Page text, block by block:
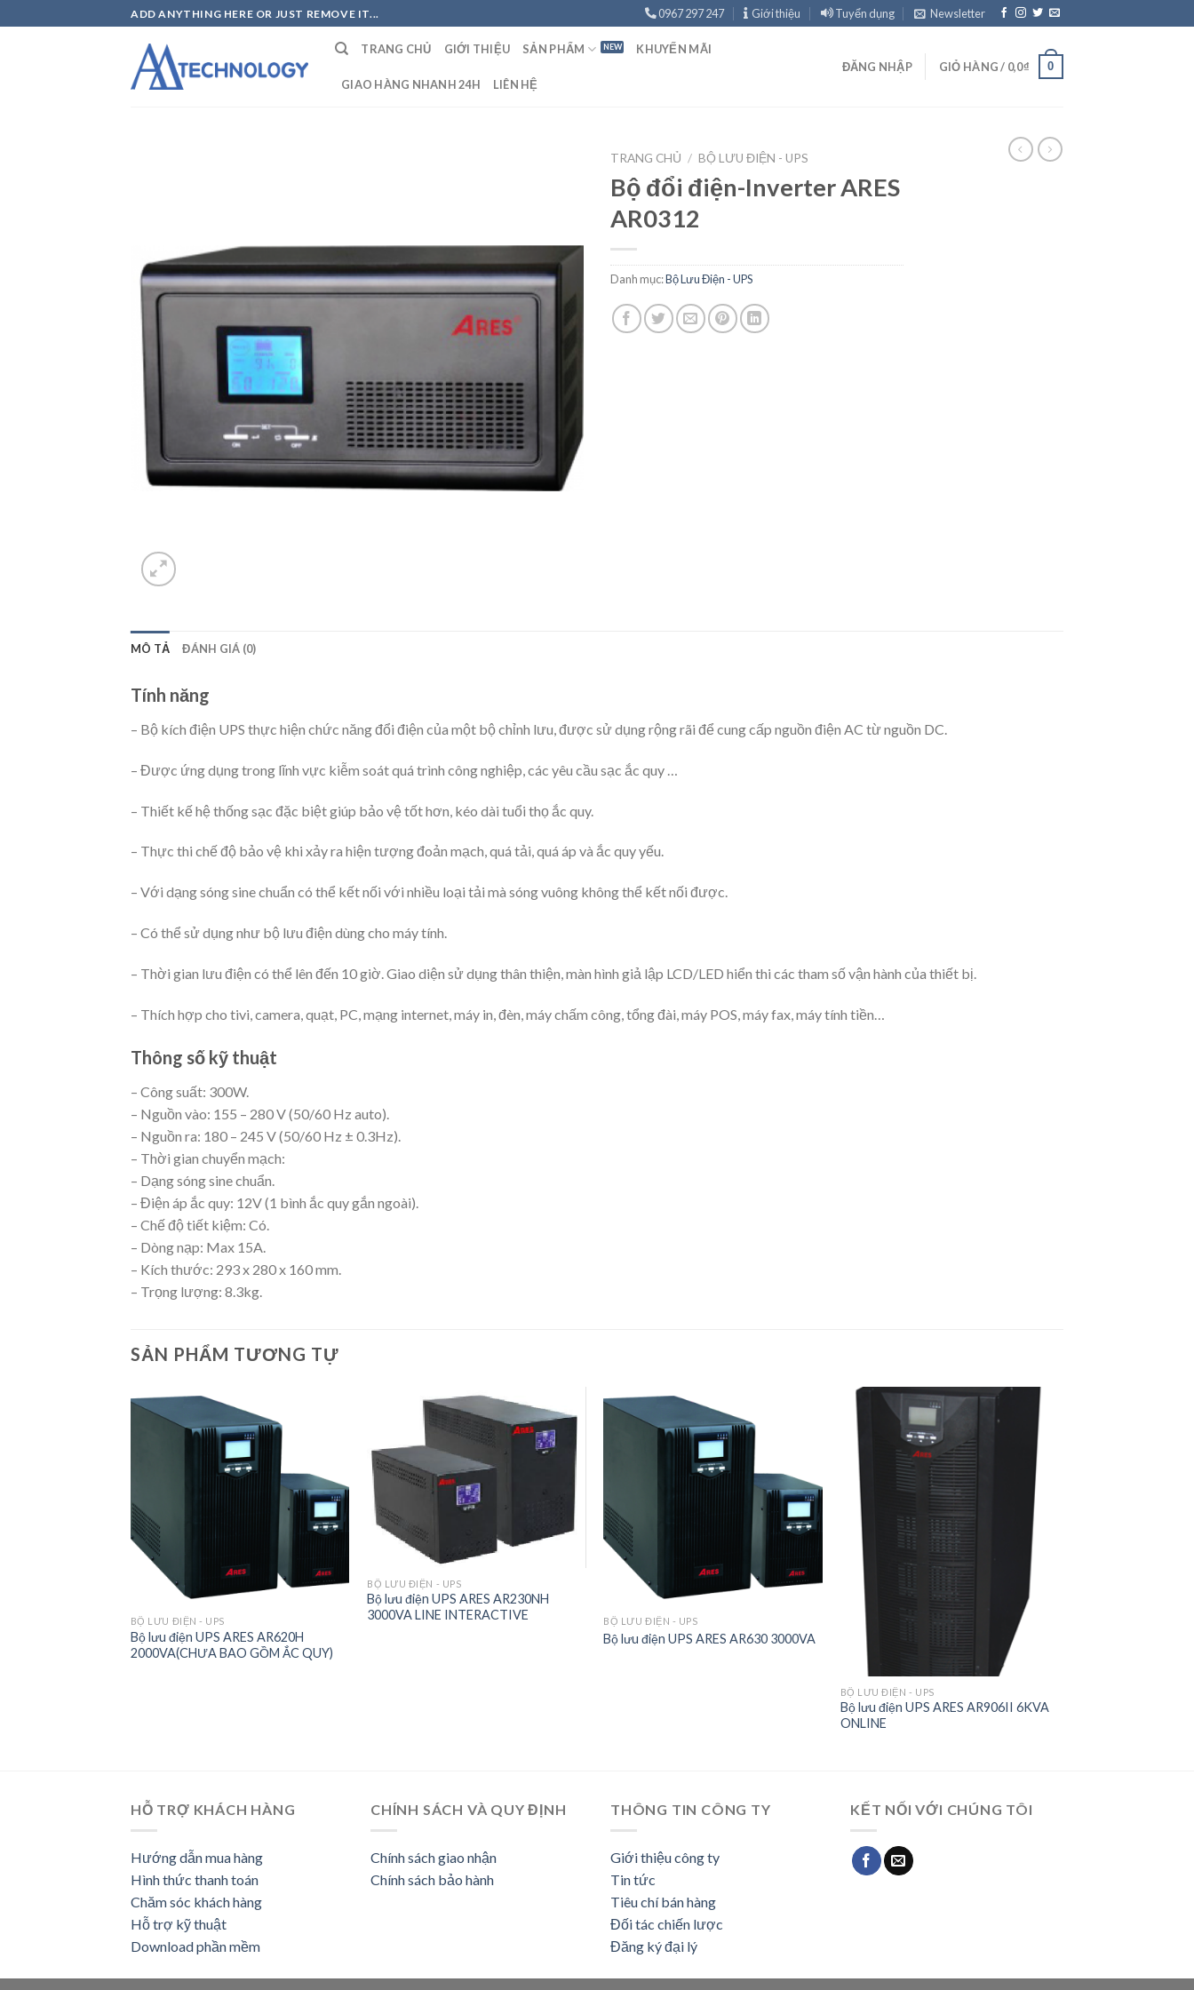
to
ADD ANYTHING HERE OR JUST REMOVE IT... 0967 297 247 Giới thiệu Tuyển dụng Newsletter
TRANG CHỦ GIỚI THIỆU SẢN PHẨM KHUYẾN MÃI
GIAO HÀNG NHANH 24H LIÊN HỆ
ĐĂNG NHẬP GIỎ HÀNG / 0,0₫ 0
TRANG CHỦ / BỘ LƯU ĐIỆN - UPS
Bộ đổi điện-Inverter ARES
AR0312
Danh mục:Bộ Lưu Điện - UPS
MÔ TẢ ĐÁNH GIÁ (0)
Tính năng
– Bộ kích điện UPS thực hiện chức năng đổi điện của một bộ chỉnh lưu, được sử dụng rộng rãi để cung cấp nguồn điện AC từ nguồn DC.
– Được ứng dụng trong lĩnh vực kiễm soát quá trình công nghiệp, các yêu cầu sạc ắc quy …
– Thiết kế hệ thống sạc đặc biệt giúp bảo vệ tốt hơn, kéo dài tuổi thọ ắc quy.
– Thực thi chế độ bảo vệ khi xảy ra hiện tượng đoản mạch, quá tải, quá áp và ắc quy yếu.
– Với dạng sóng sine chuẩn có thể kết nối với nhiều loại tải mà sóng vuông không thể kết nối được.
– Có thể sử dụng như bộ lưu điện dùng cho máy tính.
– Thời gian lưu điện có thể lên đến 10 giờ. Giao diện sử dụng thân thiện, màn hình giả lập LCD/LED hiển thi các tham số vận hành của thiết bị.
– Thích hợp cho tivi, camera, quạt, PC, mạng internet, máy in, đèn, máy chấm công, tổng đài, máy POS, máy fax, máy tính tiền…
Thông số kỹ thuật
– Công suất: 300W.
– Nguồn vào: 155 – 280 V (50/60 Hz auto).
– Nguồn ra: 180 – 245 V (50/60 Hz ± 0.3Hz).
– Thời gian chuyển mạch:
– Dạng sóng sine chuẩn.
– Điện áp ắc quy: 12V (1 bình ắc quy gắn ngoài).
– Chế độ tiết kiệm: Có.
– Dòng nạp: Max 15A.
– Kích thước: 293 x 280 x 160 mm.
– Trọng lượng: 8.3kg.
SẢN PHẨM TƯƠNG TỰ
BỘ LƯU ĐIỆN - UPS
Bộ lưu điện UPS ARES AR620H
2000VA(CHƯA BAO GỒM ẮC QUY)
BỘ LƯU ĐIỆN - UPS
Bộ lưu điện UPS ARES AR230NH
3000VA LINE INTERACTIVE
BỘ LƯU ĐIỆN - UPS
Bộ lưu điện UPS ARES AR630 3000VA
BỘ LƯU ĐIỆN - UPS
Bộ lưu điện UPS ARES AR906II 6KVA
ONLINE
HỖ TRỢ KHÁCH HÀNG
Hướng dẫn mua hàng
Hình thức thanh toán
Chăm sóc khách hàng
Hỗ trợ kỹ thuật
Download phần mềm
CHÍNH SÁCH VÀ QUY ĐỊNH
Chính sách giao nhận
Chính sách bảo hành
THÔNG TIN CÔNG TY
Giới thiệu công ty
Tin tức
Tiêu chí bán hàng
Đối tác chiến lược
Đăng ký đại lý
KẾT NỐI VỚI CHÚNG TÔI